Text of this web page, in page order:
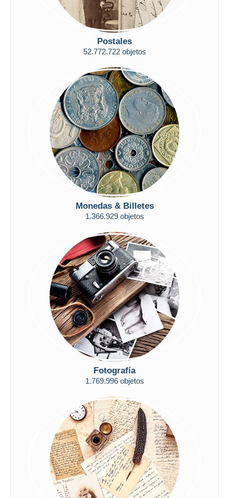
Maestro
Deseleccionar todo
Residencia del vendedor
Aplicar
Postales
52.772.722 objetos
Monedas & Billetes
1.366.929 objetos
Fotografía
1.769.996 objetos